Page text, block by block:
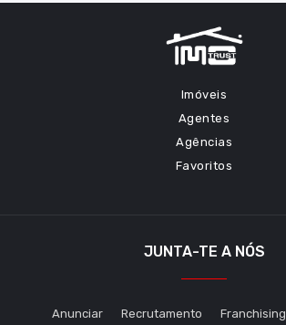
Imóveis
Agentes
Agências
Favoritos
JUNTA-TE A NÓS
Anunciar Recrutamento Franchising